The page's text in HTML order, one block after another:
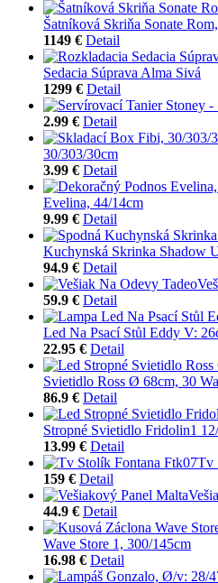
Šatníková Skriňa Sonate
1149 € Detail
Sedacia Súprava Alma Sivá
1299 € Detail
2.99 € Detail
30/303/30cm
3.99 € Detail
Evelina, 44/14cm
9.99 € Detail
Kuchynská Skrinka Shadow
94.9 € Detail
59.9 € Detail
Led Na Psací Stůl Eddy V:
22.95 € Detail
Svietidlo Ross Ø 68cm, 30
86.9 € Detail
Stropné Svietidlo Fridolin1
13.99 € Detail
Tv
159 € Detail
44.9 € Detail
Wave Store 1, 300/145cm
16.98 € Detail